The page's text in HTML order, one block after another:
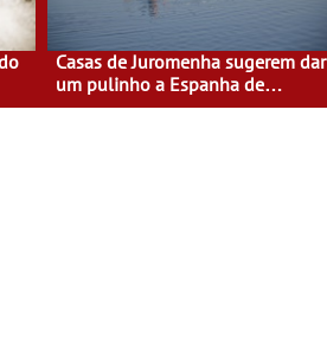
Casas de Juromenha sugerem dar
um pulinho a Espanha de
caiaque